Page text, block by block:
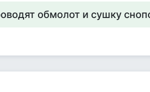
обмолот и сушку